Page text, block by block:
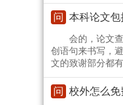
问 本科论文
会的，论文
创语句来书写，
文的致谢部分都
问 校外怎么